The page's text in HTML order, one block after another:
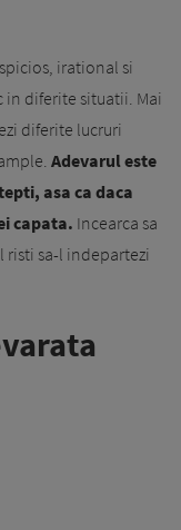
irational si
diferite situatii. Mai
diferite lucruri
Adevarul este
asa ca daca
capata. Incearca sa
risti sa-l indepartezi